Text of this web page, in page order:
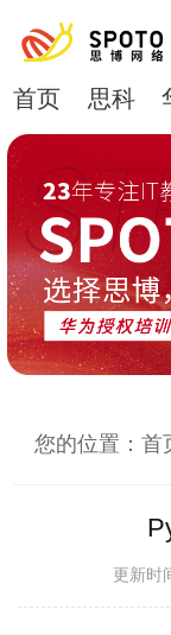
首页 思科
您的位置：首
更新时